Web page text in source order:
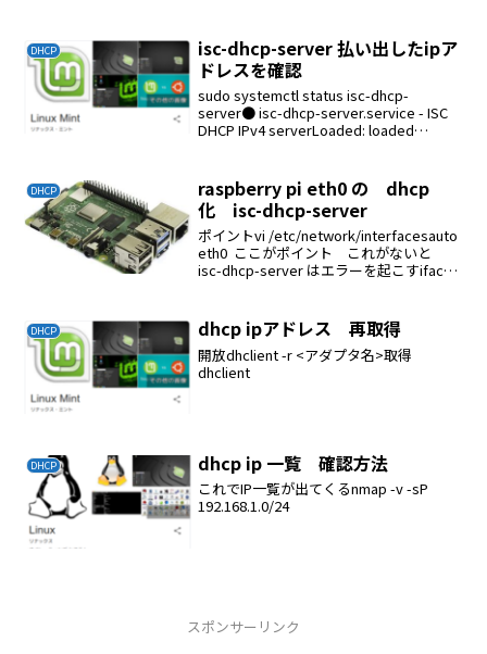
になった。ファイル...
DHCP
isc-dhcp-server 払い出したipア
ドレスを確認
sudo systemctl status isc-dhcp-
server● isc-dhcp-server.service - ISC
DHCP IPv4 serverLoaded: loaded
DHCP
raspberry pi eth0 の dhcp
化 isc-dhcp-server
ポイントvi /etc/network/interfacesauto
eth0 ここがポイント これがないと
isc-dhcp-server はエラーを起こすiface
DHCP dhcp ipアドレス 再取得
開放dhclient -r <アダプタ名>取得
dhclient
DHCP dhcp ip 一覧 確認方法
これでIP一覧が出てくるnmap -v -sP
192.168.1.0/24
スポンサーリンク